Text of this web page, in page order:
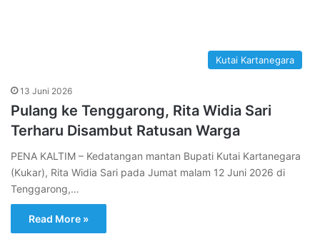
Kutai Kartanegara
13 Juni 2026
Pulang ke Tenggarong, Rita Widia Sari
Terharu Disambut Ratusan Warga
PENA KALTIM – Kedatangan mantan Bupati Kutai Kartanegara
(Kukar), Rita Widia Sari pada Jumat malam 12 Juni 2026 di
Tenggarong,…
Read More »